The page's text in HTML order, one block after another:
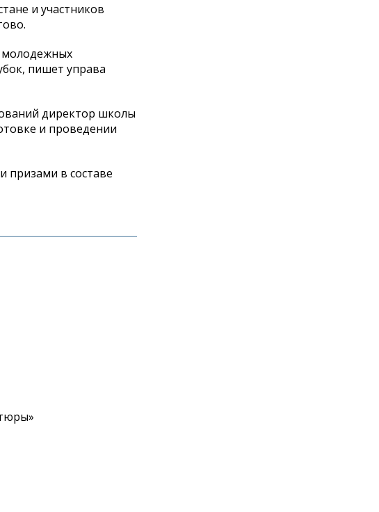
и участников
молодежных
пишет управа
директор школы
и проведении
призами в составе